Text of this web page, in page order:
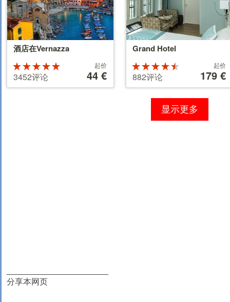
酒店在Vernazza
星满分得5星
3452评论
格
起价
44 €
Grand Hotel
星满分得5星
882评论
格
179 €
起价
179 €
显示更多
分享本网页